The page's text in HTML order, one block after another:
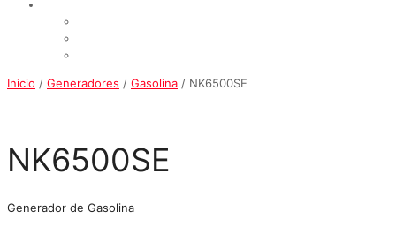
Inicio / Generadores / Gasolina / NK6500SE
NK6500SE
Generador de Gasolina